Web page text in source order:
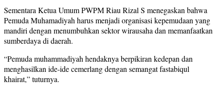
Sementara Ketua Umum PWPM Riau Rizal S menegaskan bahwa
Pemuda Muhamadiyah harus menjadi organisasi kepemudaan yang
mandiri dengan menumbuhkan sektor wirausaha dan memanfaatkan
sumberdaya di daerah.
“Pemuda muhammadiyah hendaknya berpikiran kedepan dan
menghasilkan ide-ide cemerlang dengan semangat fastabiqul
khairat,” tuturnya.